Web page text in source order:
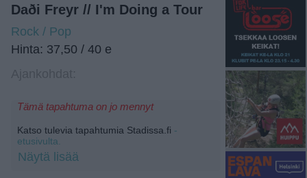
Daði Freyr // I'm Doing a Tour
Rock / Pop
Hinta: 37,50 / 40 e
Tämä tapahtuma on jo mennyt
Katso tulevia tapahtumia Stadissa.fi -
etusivulta.
Näytä lisää